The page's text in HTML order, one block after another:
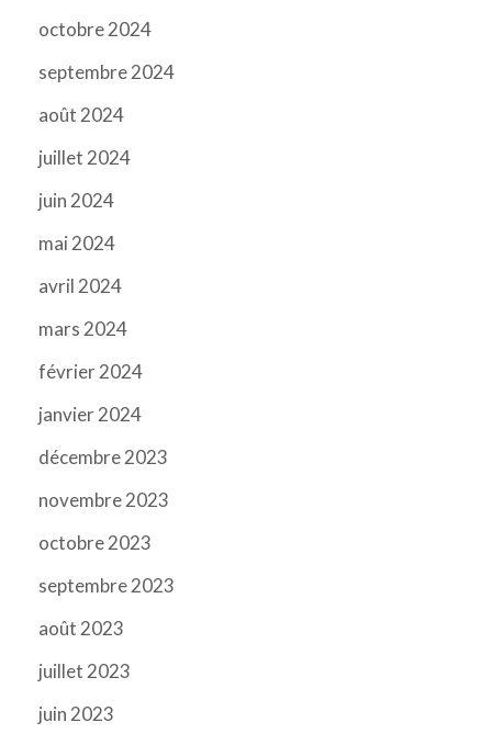
octobre 2024
septembre 2024
août 2024
juillet 2024
juin 2024
mai 2024
avril 2024
mars 2024
février 2024
janvier 2024
décembre 2023
novembre 2023
octobre 2023
septembre 2023
août 2023
juillet 2023
juin 2023